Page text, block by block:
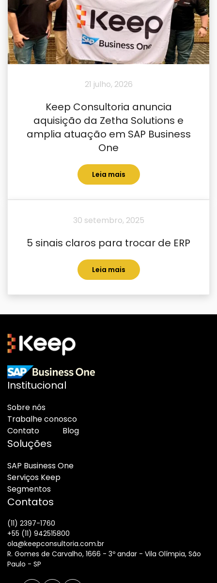
21 julho, 2026
Keep Consultoria anuncia
aquisição da Zetha Solutions e
amplia atuação em SAP Business
One
Leia mais
30 setembro, 2025
5 sinais claros para trocar de ERP
Leia mais
Institucional
Sobre nós
Trabalhe conosco
Contato
Blog
Soluções
SAP Business One
Serviços Keep
Segmentos
Contatos
(11) 2397-1760
+55 (11) 942515800
ola@keepconsultoria.com.br
R. Gomes de Carvalho, 1666 - 3º andar - Vila Olímpia, São
Paulo - SP